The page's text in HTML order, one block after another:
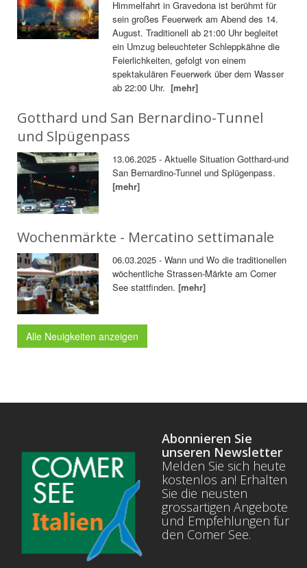
Himmelfahrt in Gravedona ist berühmt für
sein großes Feuerwerk am Abend des 14.
August. Traditionell ab 21:00 Uhr begleitet
ein Umzug beleuchteter Schleppkähne die
Feierlichkeiten, gefolgt von einem
spektakulären Feuerwerk über dem Wasser
ab 22:00 Uhr.[mehr]
Gotthard und San Bernardino-Tunnel
und Slpügenpass
13.06.2025 - Aktuelle Situation Gotthard-und
San Bernardino-Tunnel und Splügenpass.
[mehr]
Wochenmärkte - Mercatino settimanale
06.03.2025 - Wann und Wo die traditionellen
wöchentliche Strassen-Märkte am Comer
See stattfinden.[mehr]
Alle Neuigkeiten anzeigen
Abonnieren Sie
unseren Newsletter
Melden Sie sich heute
kostenlos an! Erhalten
Sie die neusten
grossartigen Angebote
und Empfehlungen für
den Comer See.